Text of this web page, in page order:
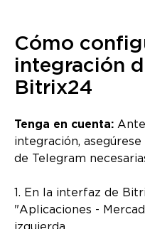
Cómo
integración
Bitrix24
Tenga en cuenta:
integración,
de Telegram
1. En la interfaz de
"Aplicaciones -